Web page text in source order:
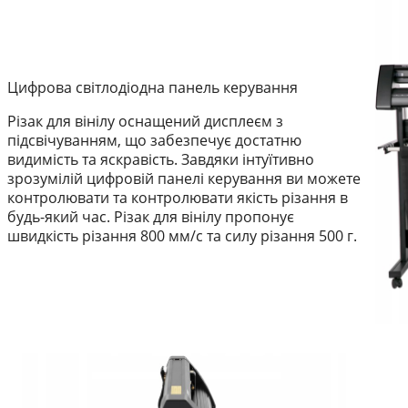
Цифрова світлодіодна панель керування
Різак для вінілу оснащений дисплеєм з
підсвічуванням, що забезпечує достатню
видимість та яскравість. Завдяки інтуїтивно
зрозумілій цифровій панелі керування ви можете
контролювати та контролювати якість різання в
будь-який час. Різак для вінілу пропонує
швидкість різання 800 мм/с та силу різання 500 г.